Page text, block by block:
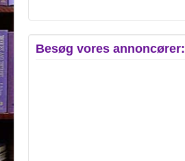
Besøg vores annoncører: